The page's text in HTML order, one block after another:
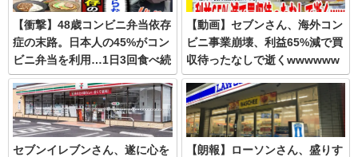
【衝撃】48歳コンビニ弁当依存
症の末路。日本人の45%がコン
ビニ弁当を利用…1日3回食べ続
けた結果…
【動画】セブンさん、海外コン
ビニ事業崩壊、利益65%減で買
収待ったなしで逝くwwwwww
wwwww
セブンイレブンさん、遂に心を
【朗報】ローソンさん、盛りす